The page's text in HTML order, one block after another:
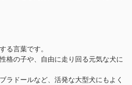
る言葉です。
格の子や、自由に走り回る元気な犬に
ラドールなど、活発な大型犬にもよく